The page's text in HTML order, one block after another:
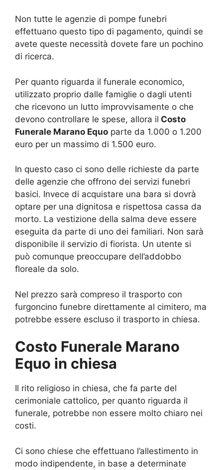
Non tutte le agenzie di pompe funebri
effettuano questo tipo di pagamento, quindi se
avete queste necessità dovete fare un pochino
di ricerca.
Per quanto riguarda il funerale economico,
utilizzato proprio dalle famiglie o dagli utenti
che ricevono un lutto improvvisamente o che
devono controllare le spese, allora il Costo
Funerale Marano Equo parte da 1.000 o 1.200
euro per un massimo di 1.500 euro.
In questo caso ci sono delle richieste da parte
delle agenzie che offrono dei servizi funebri
basici. Invece di acquistare una bara si dovrà
optare per una dignitosa e rispettosa cassa da
morto. La vestizione della salma deve essere
eseguita da parte di uno dei familiari. Non sarà
disponibile il servizio di fiorista. Un utente si
può comunque preoccupare dell’addobbo
floreale da solo.
Nel prezzo sarà compreso il trasporto con
furgoncino funebre direttamente al cimitero, ma
potrebbe essere escluso il trasporto in chiesa.
Costo Funerale Marano
Equo in chiesa
Il rito religioso in chiesa, che fa parte del
cerimoniale cattolico, per quanto riguarda il
funerale, potrebbe non essere molto chiaro nei
costi.
Ci sono chiese che effettuano l’allestimento in
modo indipendente, in base a determinate